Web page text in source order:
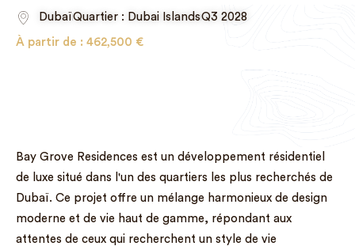
DubaïQuartier : Dubai IslandsQ3 2028
À partir de : 462,500 €
Bay Grove Residences est un développement résidentiel
de luxe situé dans l'un des quartiers les plus recherchés de
Dubaï. Ce projet offre un mélange harmonieux de design
moderne et de vie haut de gamme, répondant aux
attentes de ceux qui recherchent un style de vie